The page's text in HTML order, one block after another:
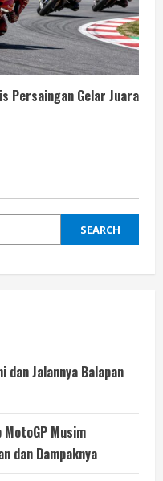
Persaingan Gelar Juara
SEARCH
dan Jalannya Balapan
Musim
dan Dampaknya